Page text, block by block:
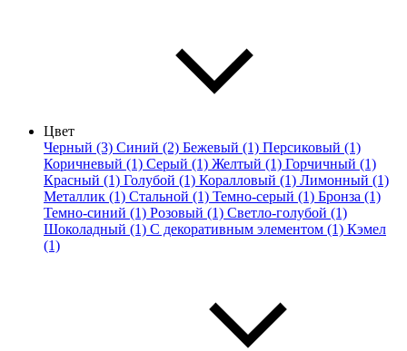
Цвет
Черный (3) Синий (2) Бежевый (1) Персиковый (1)
Коричневый (1) Серый (1) Желтый (1) Горчичный (1)
Красный (1) Голубой (1) Коралловый (1) Лимонный (1)
Металлик (1) Стальной (1) Темно-серый (1) Бронза (1)
Темно-синий (1) Розовый (1) Светло-голубой (1)
Шоколадный (1) С декоративным элементом (1) Кэмел
(1)